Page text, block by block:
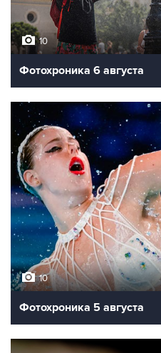
10
Фотохроника 6 августа
10
Фотохроника 5 августа